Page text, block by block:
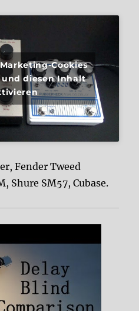
Cookies
diesen Inhalt
Fender Tweed
Shure SM57, Cubase.